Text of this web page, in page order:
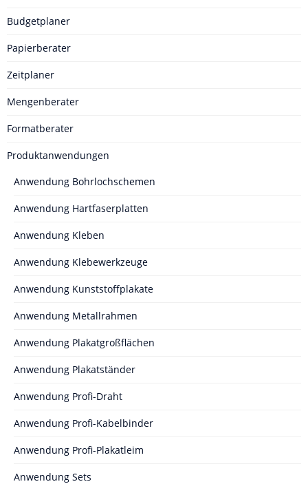
Budgetplaner
Papierberater
Zeitplaner
Mengenberater
Formatberater
Produktanwendungen
Anwendung Bohrlochschemen
Anwendung Hartfaserplatten
Anwendung Kleben
Anwendung Klebewerkzeuge
Anwendung Kunststoffplakate
Anwendung Metallrahmen
Anwendung Plakatgroßflächen
Anwendung Plakatständer
Anwendung Profi-Draht
Anwendung Profi-Kabelbinder
Anwendung Profi-Plakatleim
Anwendung Sets